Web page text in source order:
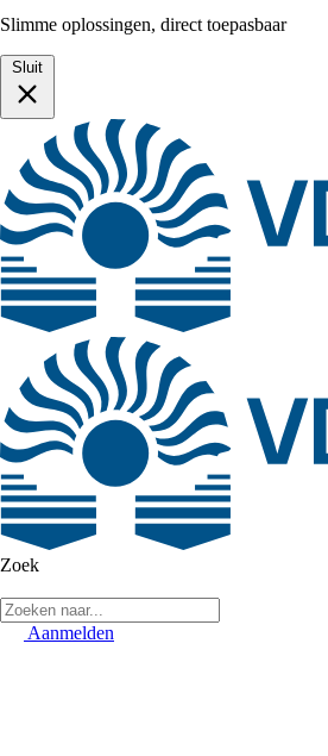
Slimme oplossingen, direct toepasbaar
Sluit
Zoek
Aanmelden